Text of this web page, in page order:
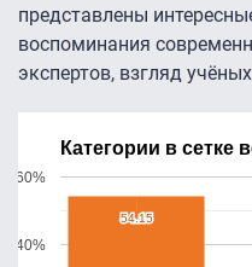
представлены
воспоминания
экспертов, взгляд
Категории в сетке
40%
60%
54.15
54.15